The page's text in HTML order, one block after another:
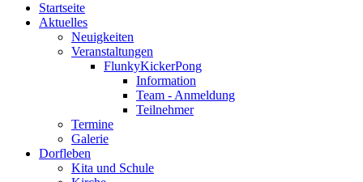
Startseite
Aktuelles
Neuigkeiten
Veranstaltungen
FlunkyKickerPong
Information
Team - Anmeldung
Teilnehmer
Termine
Galerie
Dorfleben
Kita und Schule